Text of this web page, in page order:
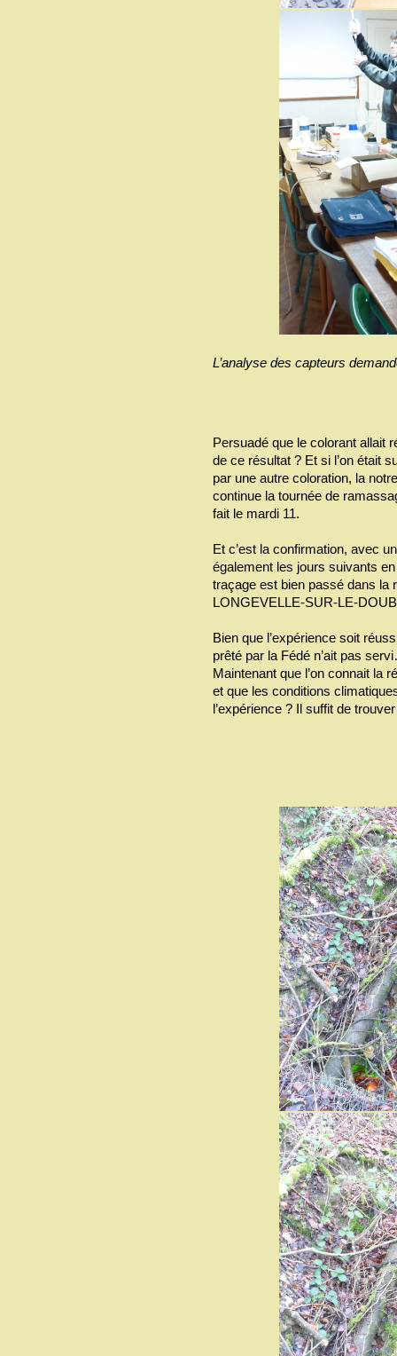
L’analyse des capteurs
Persuadé que le colorant allait
de ce résultat ? Et si l’on était
par une autre coloration, la
continue la tournée de
fait le mardi 11.
Et c’est la confirmation, avec
également les jours suivants
traçage est bien passé dans la
LONGEVELLE-SUR-LE-
Bien que l’expérience soit
prêté par la Fédé n’ait pas
Maintenant que l’on connait la
et que les conditions
l’expérience ? Il suffit de